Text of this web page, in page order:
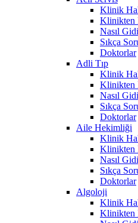
Klinik
Klinikten
Nasıl
Sıkça
Doktorlar
Adli Tıp
Klinik
Klinikten
Nasıl
Sıkça
Doktorlar
Aile Hekimliği
Klinik
Klinikten
Nasıl
Sıkça
Doktorlar
Algoloji
Klinik
Klinikten